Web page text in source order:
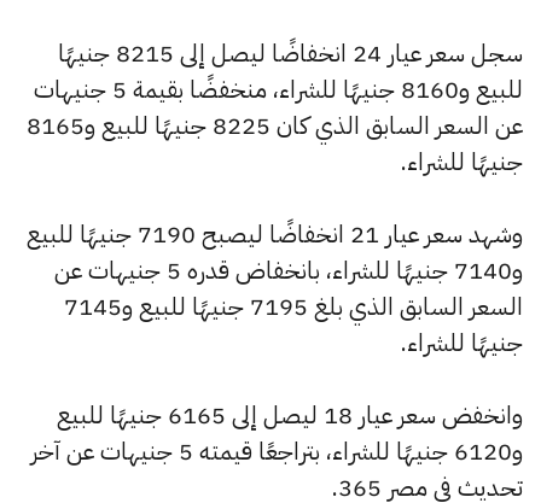
سجل سعر عيار 24 انخفاضًا ليصل إلى 8215 جنيهًا
للبيع و8160 جنيهًا للشراء، منخفضًا بقيمة 5 جنيهات
عن السعر السابق الذي كان 8225 جنيهًا للبيع و8165
جنيهًا للشراء.
وشهد سعر عيار 21 انخفاضًا ليصبح 7190 جنيهًا للبيع
و7140 جنيهًا للشراء، بانخفاض قدره 5 جنيهات عن
السعر السابق الذي بلغ 7195 جنيهًا للبيع و7145
جنيهًا للشراء.
وانخفض سعر عيار 18 ليصل إلى 6165 جنيهًا للبيع
و6120 جنيهًا للشراء، بتراجعًا قيمته 5 جنيهات عن آخر
تحديث في مصر 365.